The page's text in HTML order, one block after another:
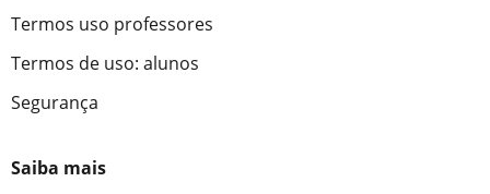
Termos uso professores
Termos de uso: alunos
Segurança
Saiba mais